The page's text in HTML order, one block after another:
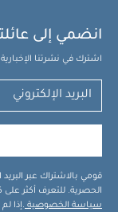
كوزي جلو - أبيض
انضمي إلى
اشترك في نشرتنا
قومي بالاشتراك عبر
الحصرية. للتعرف أكثر
سياسة الخصوصية .إذا